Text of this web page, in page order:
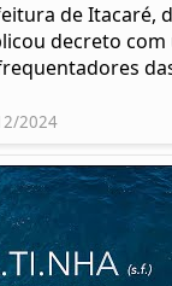
de Itacaré,
decreto
2024